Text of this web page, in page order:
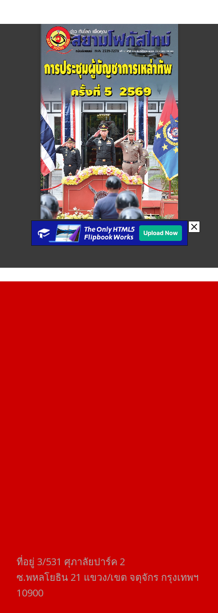
ที่อยู่​ 3/531​ ศุภาลัยปาร์ค​ 2
ซ.พหลโยธิน​ 21​ แขวง/เขต​ จตุจักร​ กรุงเทพฯ
10900